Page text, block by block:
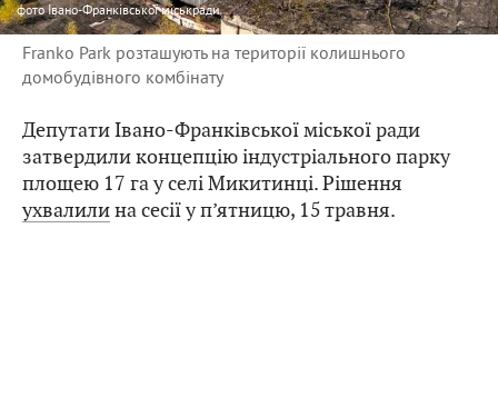
фотоІвано-Франківської міськради
Franko Park розташують на території колишнього
домобудівного комбінату
Депутати Івано-Франківської міської ради
затвердили концепцію індустріального парку
площею 17 га у селі Микитинці. Рішення
ухвалилина сесії у п’ятницю, 15 травня.